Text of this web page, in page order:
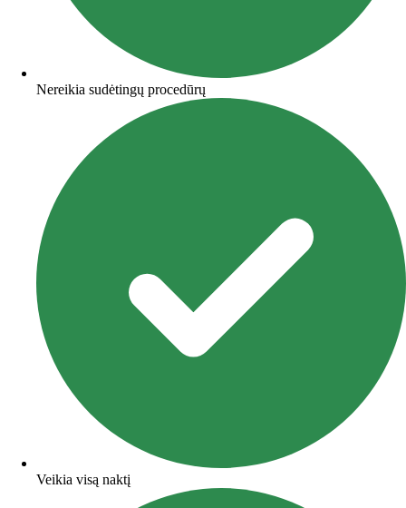
Nereikia sudėtingų procedūrų
Veikia visą naktį